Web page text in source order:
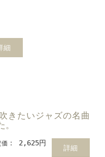
細
きたいジャズの名曲
価 ： 2,625円
詳細